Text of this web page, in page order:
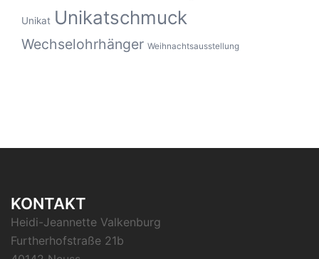
Unikat Unikatschmuck
Wechselohrhänger Weihnachtsausstellung
KONTAKT
Heidi-Jeannette Valkenburg
Furtherhofstraße 21b